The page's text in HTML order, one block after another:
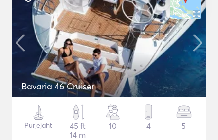
Bavaria 46 Cruiser
Purjejaht
45 ft
14 m
10 4 5